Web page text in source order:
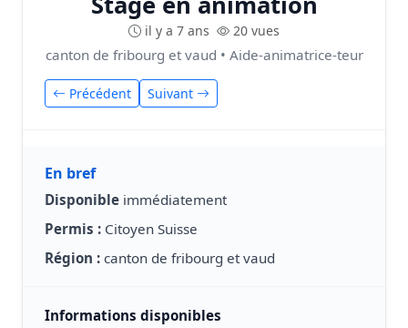
il y a 7 ans 20 vues
canton de fribourg et vaud • Aide-animatrice-teur
Précédent Suivant
En bref
Disponible immédiatement
Permis : Citoyen Suisse
Région : canton de fribourg et vaud
Informations disponibles